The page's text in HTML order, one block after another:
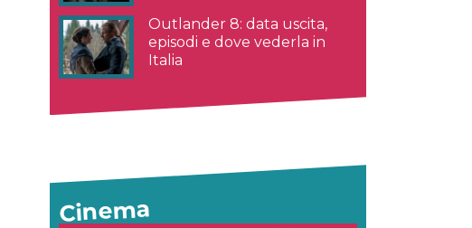
Outlander 8: data uscita,
episodi e dove vederla in
Italia
Cinema